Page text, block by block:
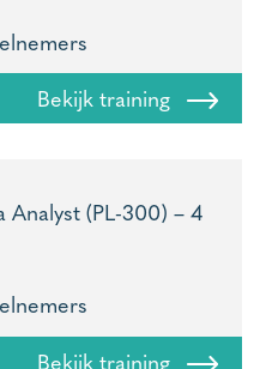
Bekijk training
Analyst (PL-300) – 4
Bekijk training